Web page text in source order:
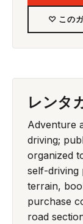
♡ この
レンタ
Adventure
driving;
organized
self-driving
terrain,
purchase
road